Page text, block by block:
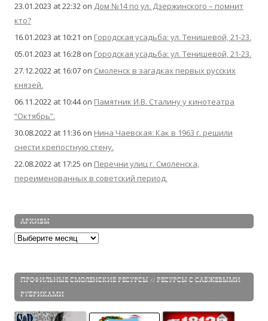
23.01.2023 at 22:32 on Дом №14 по ул. Дзержинского – помнит
кто?
16.01.2023 at 10:21 on Городская усадьба: ул. Тенишевой, 21-23.
05.01.2023 at 16:28 on Городская усадьба: ул. Тенишевой, 21-23.
27.12.2022 at 16:07 on Смоленск в загадках первых русских
князей.
06.11.2022 at 10:44on Памятник И.В. Сталину у кинотеатра
“Октябрь”.
30.08.2022 at 11:36 on Нина Чаевская: Как в 1963 г. решили
снести крепостную стену.
22.08.2022 at 17:25 on Перечни улиц г. Смоленска,
переименованных в советский период.
АРХИВЫ
Архивы
ПРОФИЛЬНЫЕ СМОЛЕНСКИЕ РЕСУРСЫ // РЕСУРСЫ С САБЖЕВЫМИ
РУБРИКАМИ